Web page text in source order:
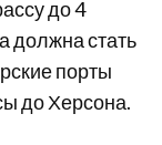
до 4
должна стать
порты
до Херсона.